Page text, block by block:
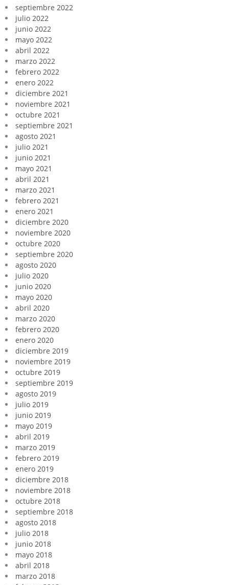
septiembre 2022
julio 2022
junio 2022
mayo 2022
abril 2022
marzo 2022
febrero 2022
enero 2022
diciembre 2021
noviembre 2021
octubre 2021
septiembre 2021
agosto 2021
julio 2021
junio 2021
mayo 2021
abril 2021
marzo 2021
febrero 2021
enero 2021
diciembre 2020
noviembre 2020
octubre 2020
septiembre 2020
agosto 2020
julio 2020
junio 2020
mayo 2020
abril 2020
marzo 2020
febrero 2020
enero 2020
diciembre 2019
noviembre 2019
octubre 2019
septiembre 2019
agosto 2019
julio 2019
junio 2019
mayo 2019
abril 2019
marzo 2019
febrero 2019
enero 2019
diciembre 2018
noviembre 2018
octubre 2018
septiembre 2018
agosto 2018
julio 2018
junio 2018
mayo 2018
abril 2018
marzo 2018